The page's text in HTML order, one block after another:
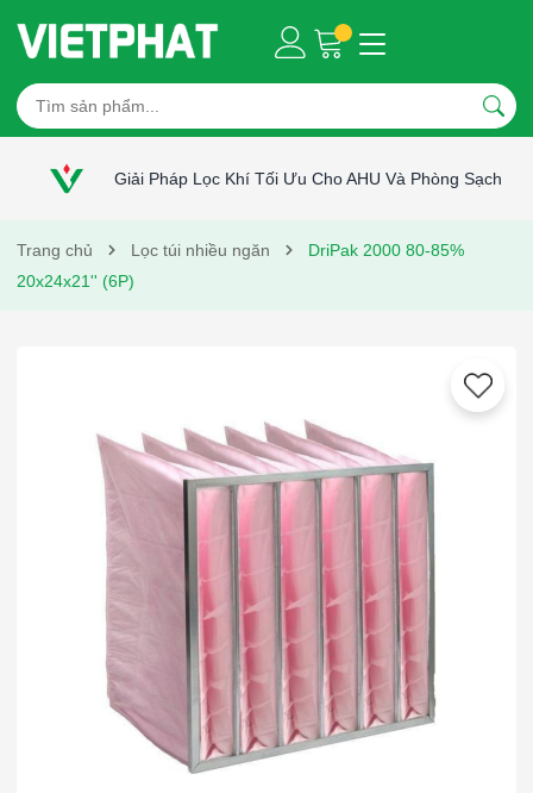
Giải Pháp Lọc Khí Tối Ưu Cho AHU Và Phòng Sạch
Trang chủ Lọc túi nhiều ngăn
DriPak 2000 80-85%
20x24x21'' (6P)